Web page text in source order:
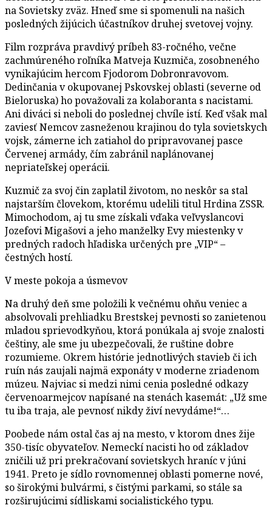
na Sovietsky zväz. Hneď sme si spomenuli na našich
posledných žijúcich účastníkov druhej svetovej vojny.
Film rozpráva pravdivý príbeh 83-ročného, večne
zachmúreného roľníka Matveja Kuzmiča, zosobneného
vynikajúcim hercom Fjodorom Dobronravovom.
Dedinčania v okupovanej Pskovskej oblasti (severne od
Bieloruska) ho považovali za kolaboranta s nacistami.
Ani diváci si neboli do poslednej chvíle istí. Keď však mal
zaviesť Nemcov zasneženou krajinou do tyla sovietskych
vojsk, zámerne ich zatiahol do pripravovanej pasce
Červenej armády, čím zabránil naplánovanej
nepriateľskej operácii.
Kuzmič za svoj čin zaplatil životom, no neskôr sa stal
najstarším človekom, ktorému udelili titul Hrdina ZSSR.
Mimochodom, aj tu sme získali vďaka veľvyslancovi
Jozefovi Migašovi a jeho manželky Evy miestenky v
predných radoch hľadiska určených pre „VIP“ –
čestných hostí.
V meste pokoja a úsmevov
Na druhý deň sme položili k večnému ohňu veniec a
absolvovali prehliadku Brestskej pevnosti so zanietenou
mladou sprievodkyňou, ktorá ponúkala aj svoje znalosti
češtiny, ale sme ju ubezpečovali, že ruštine dobre
rozumieme. Okrem histórie jednotlivých stavieb či ich
ruín nás zaujali najmä exponáty v moderne zriadenom
múzeu. Najviac si medzi nimi cenia posledné odkazy
červenoarmejcov napísané na stenách kasemát: „Už sme
tu iba traja, ale pevnosť nikdy živí nevydáme!“…
Poobede nám ostal čas aj na mesto, v ktorom dnes žije
350-tisíc obyvateľov. Nemeckí nacisti ho od základov
zničili už pri prekračovaní sovietskych hraníc v júni
1941. Preto je sídlo rovnomennej oblasti pomerne nové,
so širokými bulvármi, s čistými parkami, so stále sa
rozširujúcimi sídliskami socialistického typu.